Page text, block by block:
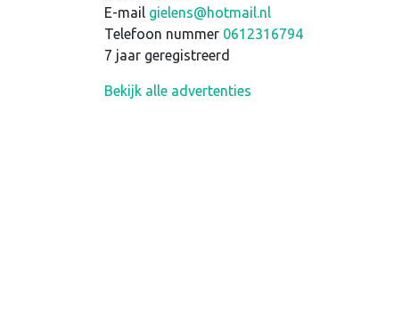
E-mail gielens@hotmail.nl
Telefoon nummer 0612316794
7 jaar geregistreerd
Bekijk alle advertenties